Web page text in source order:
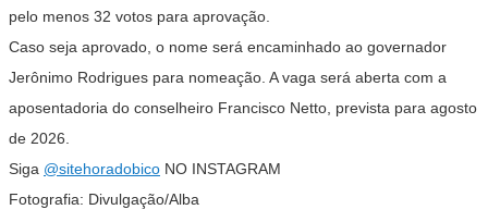
pelo menos 32 votos para aprovação.
Caso seja aprovado, o nome será encaminhado ao governador
Jerônimo Rodrigues para nomeação. A vaga será aberta com a
aposentadoria do conselheiro Francisco Netto, prevista para agosto
de 2026.
Siga @sitehoradobico NO INSTAGRAM
Fotografia: Divulgação/Alba